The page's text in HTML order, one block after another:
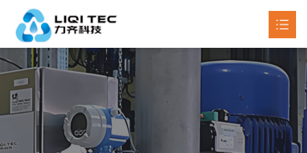
首页
关于我们
产品中心 